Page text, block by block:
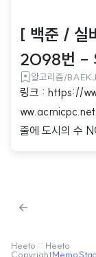
[ 백준 / 실
2098번 -
알고리즘/
링크 : https://
줄에 도시의 수
줄에 도시의 수
의 양의 정수이
Heeto :: Heeto
Copyright